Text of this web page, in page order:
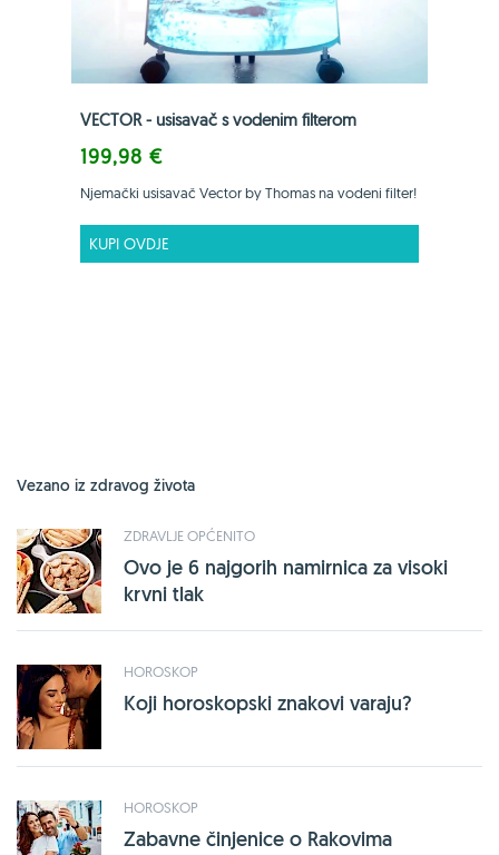
VECTOR - usisavač s vodenim filterom
199,98 €
Njemački usisavač Vector by Thomas na vodeni filter!
KUPI OVDJE
Vezano iz zdravog života
ZDRAVLJE OPĆENITO
Ovo je 6 najgorih namirnica za visoki
krvni tlak
HOROSKOP
Koji horoskopski znakovi varaju?
HOROSKOP
Zabavne činjenice o Rakovima